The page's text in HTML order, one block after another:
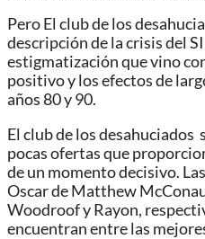
Pero El club de los
descripción de la crisis del
estigmatización que vino
positivo y los efectos de
años 80 y 90.
El club de los desahuciados
pocas ofertas que
de un momento decisivo.
Oscar de Matthew
Woodroof y Rayon,
encuentran entre las